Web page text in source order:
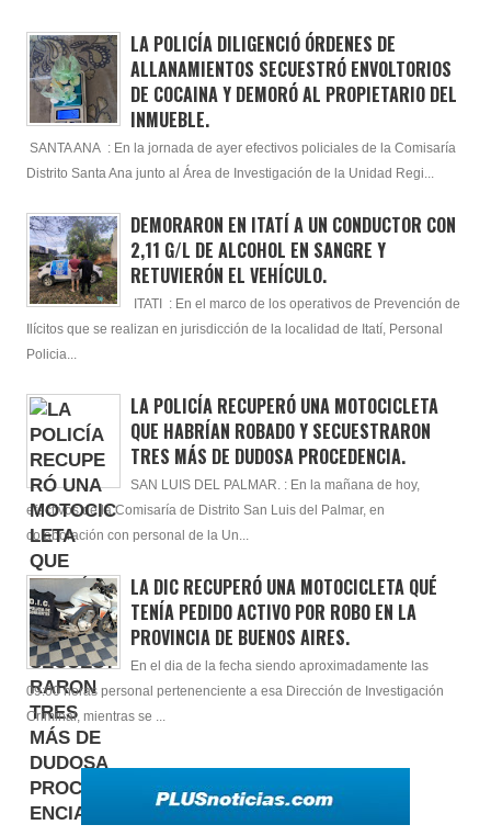
LA POLICÍA DILIGENCIÓ ÓRDENES DE
ALLANAMIENTOS SECUESTRÓ ENVOLTORIOS
DE COCAINA Y DEMORÓ AL PROPIETARIO DEL
INMUEBLE.
SANTA ANA : En la jornada de ayer efectivos policiales de la Comisaría
Distrito Santa Ana junto al Área de Investigación de la Unidad Regi...
DEMORARON EN ITATÍ A UN CONDUCTOR CON
2,11 G/L DE ALCOHOL EN SANGRE Y
RETUVIERÓN EL VEHÍCULO.
ITATI : En el marco de los operativos de Prevención de
Ilícitos que se realizan en jurisdicción de la localidad de Itatí, Personal
Policia...
LA POLICÍA RECUPERÓ UNA MOTOCICLETA
QUE HABRÍAN ROBADO Y SECUESTRARON
TRES MÁS DE DUDOSA PROCEDENCIA.
SAN LUIS DEL PALMAR. : En la mañana de hoy,
efectivos de la Comisaría de Distrito San Luis del Palmar, en
colaboración con personal de la Un...
LA DIC RECUPERÓ UNA MOTOCICLETA QUÉ
TENÍA PEDIDO ACTIVO POR ROBO EN LA
PROVINCIA DE BUENOS AIRES.
En el dia de la fecha siendo aproximadamente las
09:00 horas personal pertenenciente a esa Dirección de Investigación
Criminal, mientras se ...